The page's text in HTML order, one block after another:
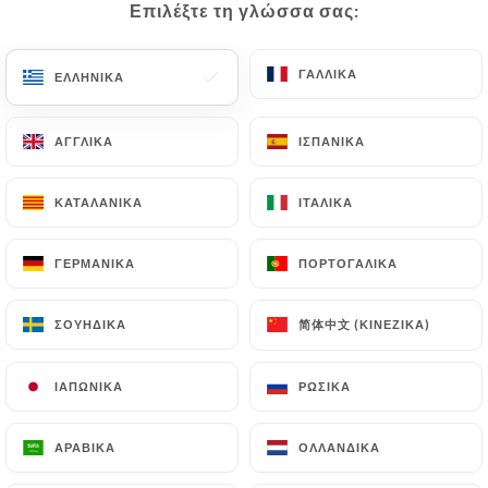
Επιλέξτε τη γλώσσα σας:
ΕΛΛΗΝΙΚΆ ΓΑΛΛΙΚΆ
ΑΓΓΛΙΚΆ ΙΣΠΑΝΙΚΆ
ΚΑΤΑΛΑΝΙΚΆ ΙΤΑΛΙΚΆ
ΓΕΡΜΑΝΙΚΆ ΠΟΡΤΟΓΑΛΙΚΆ
ΣΟΥΗΔΙΚΆ 简体中文 (ΚΙΝΈΖΙΚΑ)
ΙΑΠΩΝΙΚΆ ΡΩΣΙΚΆ
ΑΡΑΒΙΚΆ ΟΛΛΑΝΔΙΚΆ
ΑΡΧΙΚΉ/ΕΠΑΦΉ
LE 1847
Επιλέξτε τη γλώσσα σας:
ΕΛΛΗΝΙΚΆ ΓΑΛΛΙΚΆ
ΑΓΓΛΙΚΆ ΙΣΠΑΝΙΚΆ
ΚΑΤΑΛΑΝΙΚΆ ΙΤΑΛΙΚΆ
ΓΕΡΜΑΝΙΚΆ ΠΟΡΤΟΓΑΛΙΚΆ
ΣΟΥΗΔΙΚΆ 简体中文 (ΚΙΝΈΖΙΚΑ)
ΙΑΠΩΝΙΚΆ ΡΩΣΙΚΆ
ΑΡΑΒΙΚΆ ΟΛΛΑΝΔΙΚΆ